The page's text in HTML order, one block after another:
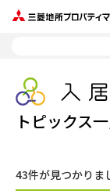
トピックス
43件が見つかりま